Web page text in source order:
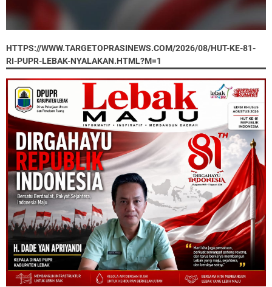
HTTPS://WWW.TARGETOPRASINEWS.COM/2026/08/HUT-KE-81-
RI-PUPR-LEBAK-NYALAKAN.HTML?M=1